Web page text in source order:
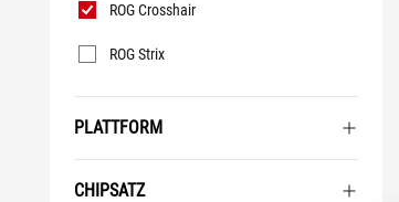
ROG Crosshair
ROG Strix
PLATTFORM
CHIPSATZ